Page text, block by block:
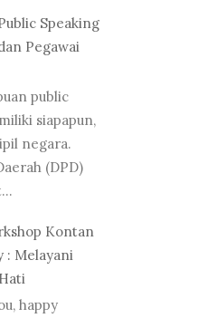
Speaking
Pegawai
public
siapapun,
negara.
(DPD)
Kontan
: Melayani
happy